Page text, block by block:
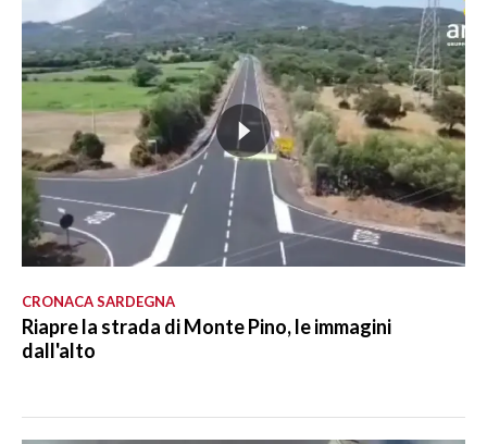
CRONACA SARDEGNA
Riapre la strada di Monte Pino, le immagini
dall'alto